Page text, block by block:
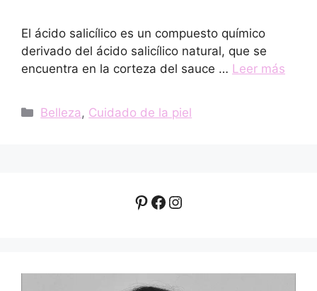
El ácido salicílico es un compuesto químico
derivado del ácido salicílico natural, que se
encuentra en la corteza del sauce … Leer más
Categorías
Belleza, Cuidado de la piel
Pinterest
Facebook
Instagram